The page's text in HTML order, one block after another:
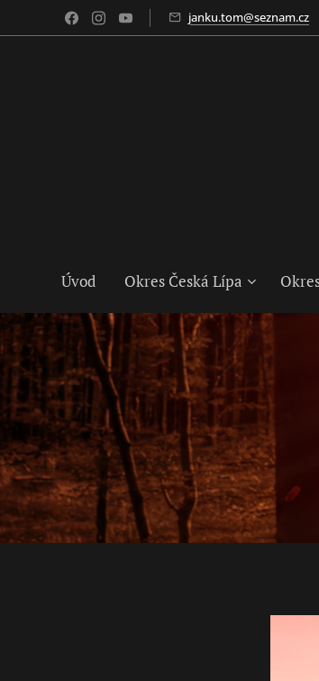
janku.tom@seznam.cz
Úvod Okres Česká Lípa